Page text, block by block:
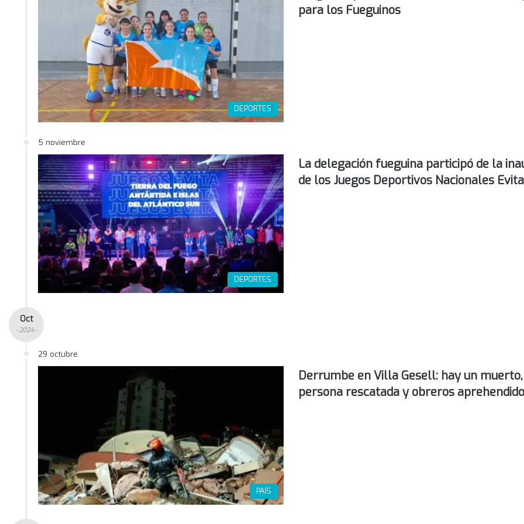
DEPORTES
para los Fueguinos
5 noviembre
DEPORTES
La delegación fueguina participó de la
de los Juegos Deportivos Nacionales Evita
Oct
- 2024 -
29 octubre
PAÍS
Derrumbe en Villa Gesell: hay un
persona rescatada y obreros